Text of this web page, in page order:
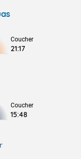
Coucher
21:17
Coucher
15:48